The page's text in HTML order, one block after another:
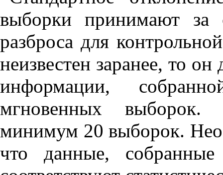
выборки принимают за
разброса для
неизвестен заранее, то
информации,
мгновенных выборок.
минимум 20 выборок.
что данные,